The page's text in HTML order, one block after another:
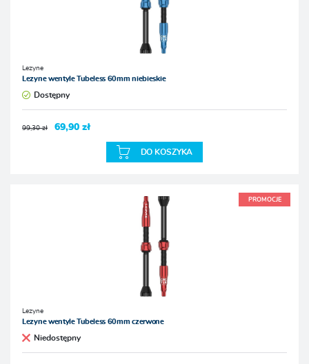
Lezyne
Lezyne wentyle Tubeless 60mm niebieskie
Dostępny
99,30 zł 69,90 zł
DO KOSZYKA
PROMOCJE
Lezyne
Lezyne wentyle Tubeless 60mm czerwone
Niedostępny